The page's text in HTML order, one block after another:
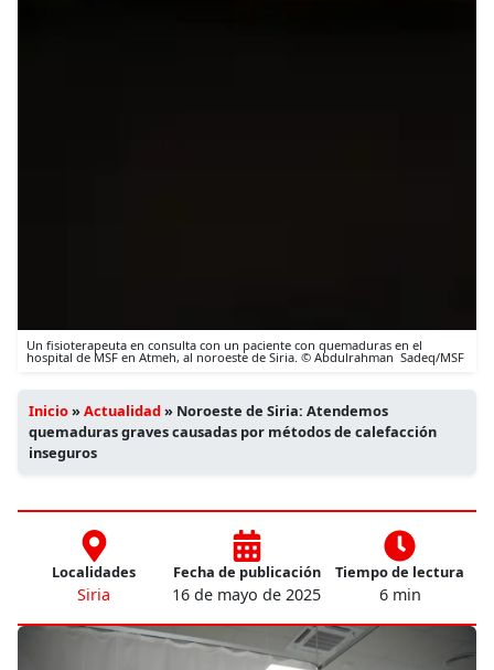
Un fisioterapeuta en consulta con un paciente con quemaduras en el
hospital de MSF en Atmeh, al noroeste de Siria. © Abdulrahman Sadeq/MSF
Inicio»Actualidad» Noroeste de Siria: Atendemos
quemaduras graves causadas por métodos de calefacción
inseguros
Localidades
Siria
Fecha de publicación
16 de mayo de 2025
Tiempo de lectura
6 min